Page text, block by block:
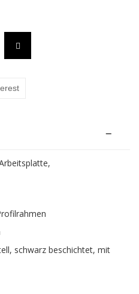
schwarz beschichtet, mit